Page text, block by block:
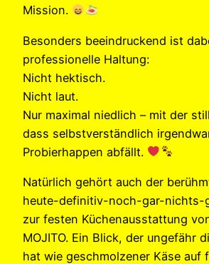
Mission.
Besonders beeindruckend ist
professionelle Haltung:
Nicht hektisch.
Nicht laut.
Nur maximal niedlich – mit der
dass selbstverständlich
Probierhappen abfällt.
Natürlich gehört auch der
heute-definitiv-noch-gar-nichts-
zur festen Küchenausstattung
MOJITO. Ein Blick, der ungefähr
hat wie geschmolzener Käse auf